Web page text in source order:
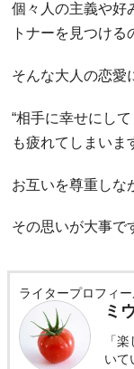
個々人の主義や好
トナーを見つける
そんな大人の恋愛
“相手に幸せにし
も疲れてしまいま
お互いを尊重しな
その思いが大事で
ライタープロフィ
ミ
「
いて